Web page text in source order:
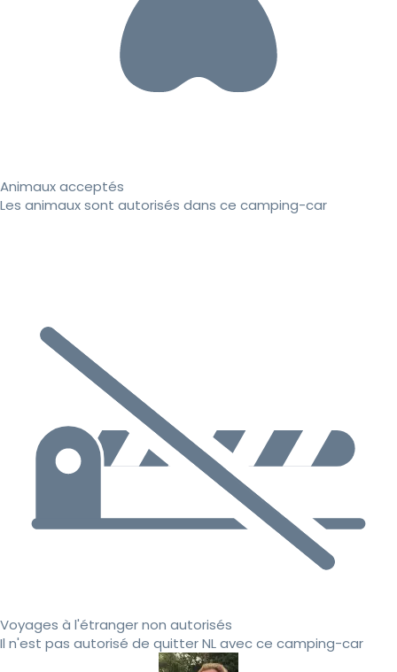
Animaux acceptés
Les animaux sont autorisés dans ce camping-car
Voyages à l'étranger non autorisés
Il n'est pas autorisé de quitter NL avec ce camping-car